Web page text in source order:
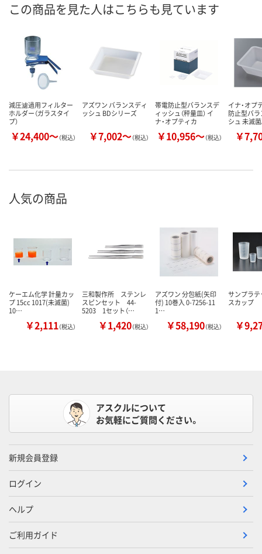
この商品を見た人はこちらも見ています
減圧濾過用フィルター
ホルダー（ガラスタイ
プ）
￥24,400～（税込）
アズワン バランスディ
ッシュ BDシリーズ
￥7,002～（税込）
帯電防止型バランスデ
ィッシュ（秤量皿） イ
ナ・オプティカ
￥10,956～（税込）
イナ・オプ
防止型バ
シュ 未滅
￥
人気の商品
ケーエム化学 計量カッ
プ 15cc 1017(未滅菌)
10…
￥2,111（税込）
三和製作所 ステンレ
スピンセット 44-
5203 1セット（…
￥1,420（税込）
アズワン 分包紙(矢印
付) 10巻入 0-7256-11
1…
￥58,190（税込）
サンプラテ
スカップ
￥
アスクルについて
お気軽にご質問ください。
新規会員登録
ログイン
ヘルプ
ご利用ガイド